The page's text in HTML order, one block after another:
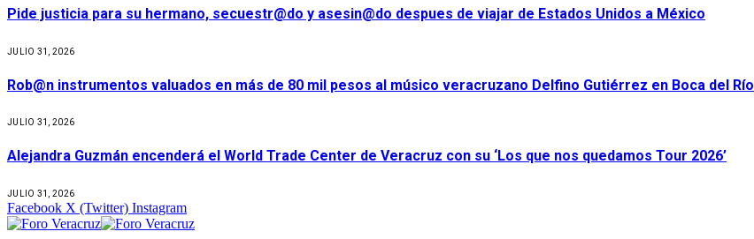
Pide justicia para su hermano, secuestr@do y asesin@do despues de viajar de Estados Unidos a México
JULIO 31, 2026
Rob@n instrumentos valuados en más de 80 mil pesos al músico veracruzano Delfino Gutiérrez en Boca del Río
JULIO 31, 2026
Alejandra Guzmán encenderá el World Trade Center de Veracruz con su ‘Los que nos quedamos Tour 2026’
JULIO 31, 2026
Facebook X (Twitter) Instagram